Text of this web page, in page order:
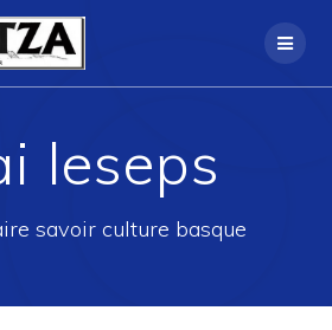
Skip
to
content
leseps
savoir culture basque